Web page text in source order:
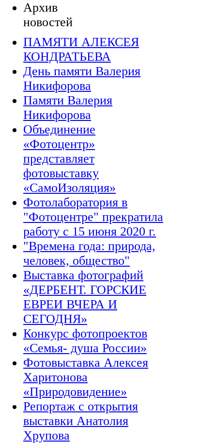
Архив
новостей
ПАМЯТИ АЛЕКСЕЯ
КОНДРАТЬЕВА
День памяти Валерия
Никифорова
Памяти Валерия
Никифорова
Объединение
«Фотоцентр»
представляет
фотовыставку
«СамоИзоляция»
Фотолаборатория в
"Фотоцентре" прекратила
работу с 15 июня 2020 г.
"Времена года: природа,
человек, общество"
Выставка фотографий
«ДЕРБЕНТ. ГОРСКИЕ
ЕВРЕИ ВЧЕРА И
СЕГОДНЯ»
Конкурс фотопроектов
«Семья- душа России»
Фотовыставка Алексея
Харитонова
«Природовидение»
Репортаж с открытия
выставки Анатолия
Хрупова